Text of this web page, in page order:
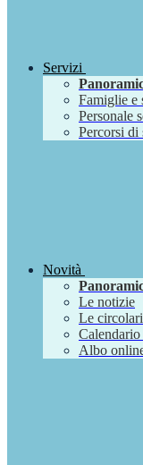
Servizi
Famiglie e
Personale
Percorsi di
Novità
Le notizie
Le circolari
Albo